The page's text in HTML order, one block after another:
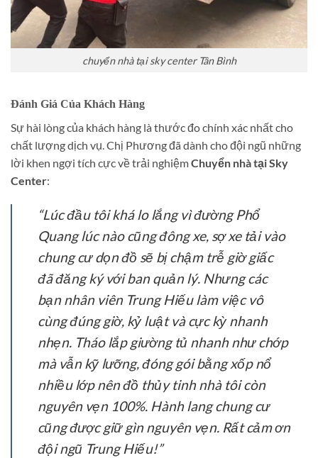
chuyển nhà tại sky center Tân Bình
Đánh Giá Của Khách Hàng
Sự hài lòng của khách hàng là thước đo chính xác nhất cho
chất lượng dịch vụ. Chị Phương đã dành cho đội ngũ những
lời khen ngợi tích cực về trải nghiệmChuyển nhà tại Sky
Center:
“Lúc đầu tôi khá lo lắng vì đường Phổ
Quang lúc nào cũng đông xe, sợ xe tải vào
chung cư dọn đồ sẽ bị chậm trễ giờ giấc
đã đăng ký với ban quản lý. Nhưng các
bạn nhân viên Trung Hiếu làm việc vô
cùng đúng giờ, kỷ luật và cực kỳ nhanh
nhẹn. Tháo lắp giường tủ nhanh như chớp
mà vẫn kỹ lưỡng, đóng gói bằng xốp nổ
nhiều lớp nên đồ thủy tinh nhà tôi còn
nguyên vẹn 100%. Hành lang chung cư
cũng được giữ gìn nguyên vẹn. Rất cảm ơn
đội ngũ Trung Hiếu!”